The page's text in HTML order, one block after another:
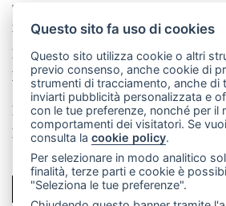
Telefono:
mail: redazione@merateonline.it
La redazione
CasateOnline
Made by VIP
Privacy policy
Cookie policy
Rivedi le tue scelte sui cookie
SCRIVICI
Questo sito fa uso di cookies
Questo sito utilizza cookie o altri
previo consenso, anche cookie di
strumenti di tracciamento, anche di
inviarti pubblicità personalizzata e
con le tue preferenze, nonché per il
comportamenti dei visitatori. Se
consulta lacookie policy.
Per selezionare in modo analitico
finalità, terze parti e cookie è
"Seleziona le tue preferenze".